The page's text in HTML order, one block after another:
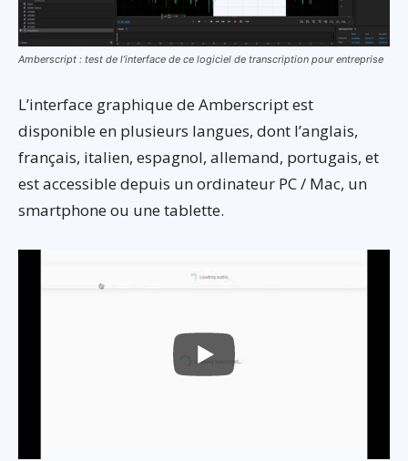
Amberscript : test de l’interface de ce logiciel de transcription pour entreprise
L’interface graphique de Amberscript est
disponible en plusieurs langues, dont l’anglais,
français, italien, espagnol, allemand, portugais, et
est accessible depuis un ordinateur PC / Mac, un
smartphone ou une tablette.